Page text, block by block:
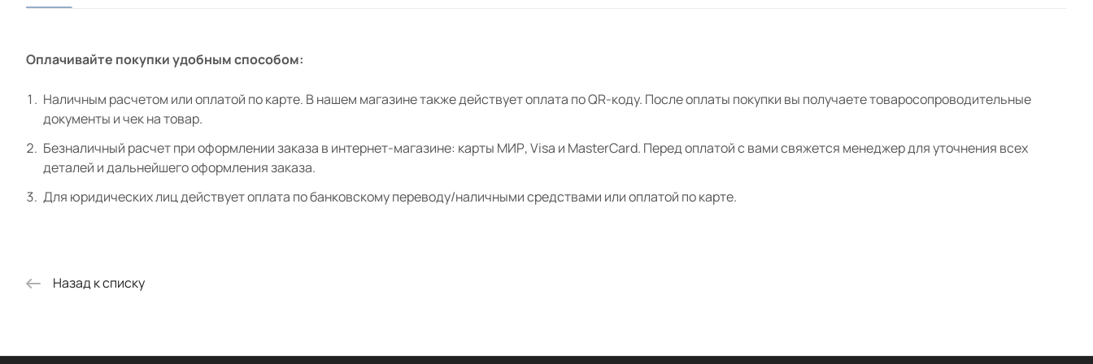
Оплачивайте покупки удобным способом:
Наличным расчетом или оплатой по карте. В нашем магазине также действует оплата по QR-коду. После оплаты покупки вы получаете товаросопроводительные
документы и чек на товар.
Безналичный расчет при оформлении заказа в интернет-магазине: карты МИР, Visa и MasterCard. Перед оплатой с вами свяжется менеджер для уточнения всех
деталей и дальнейшего оформления заказа.
Для юридических лиц действует оплата по банковскому переводу/наличными средствами или оплатой по карте.
Назад к списку